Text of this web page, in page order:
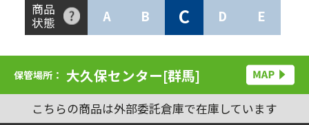
商品
状態
A B C D E
保管場所： 大久保センター[群馬]
こちらの商品は外部委託倉庫で在庫しています